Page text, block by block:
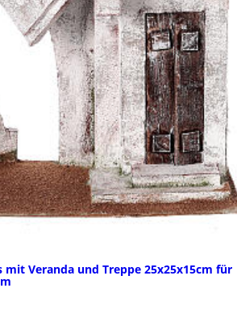
mit Veranda und Treppe 25x25x15cm für